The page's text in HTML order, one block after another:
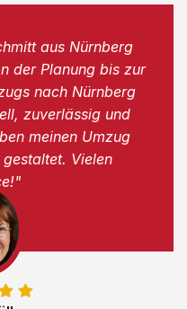
aus Nürnberg
der Planung bis zur
nach Nürnberg
zuverlässig und
meinen Umzug
Vielen